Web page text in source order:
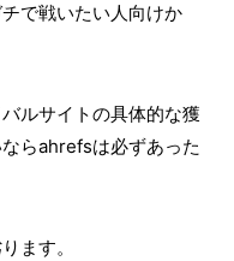
で戦いたい人向けか
ルサイトの具体的な獲
らahrefsは必ずあった
ます。